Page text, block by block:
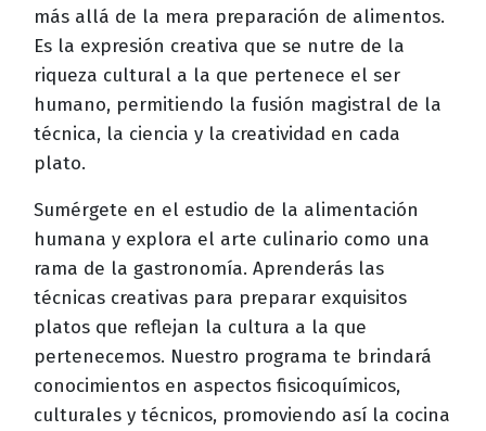
más allá de la mera preparación de alimentos.
Es la expresión creativa que se nutre de la
riqueza cultural a la que pertenece el ser
humano, permitiendo la fusión magistral de la
técnica, la ciencia y la creatividad en cada
plato.
Sumérgete en el estudio de la alimentación
humana y explora el arte culinario como una
rama de la gastronomía. Aprenderás las
técnicas creativas para preparar exquisitos
platos que reflejan la cultura a la que
pertenecemos. Nuestro programa te brindará
conocimientos en aspectos fisicoquímicos,
culturales y técnicos, promoviendo así la cocina